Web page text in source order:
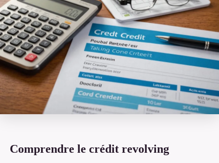
Comprendre le crédit revolving